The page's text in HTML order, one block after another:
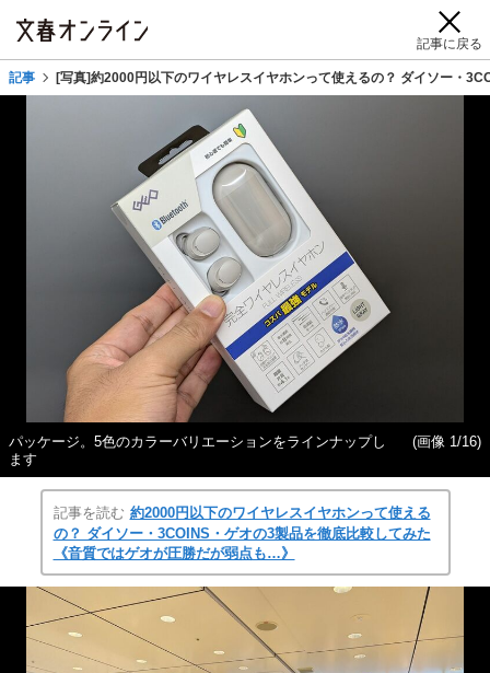
記事に戻る
記事 [写真]約2000円以下のワイヤレスイヤホンって使えるの？ ダイソー・
パッケージ。5色のカラーバリエーションをラインナップし
ます
(画像 1/16)
記事を読む 約2000円以下のワイヤレスイヤホンって使える
の？ ダイソー・3COINS・ゲオの3製品を徹底比較してみた
《音質ではゲオが圧勝だが弱点も…》